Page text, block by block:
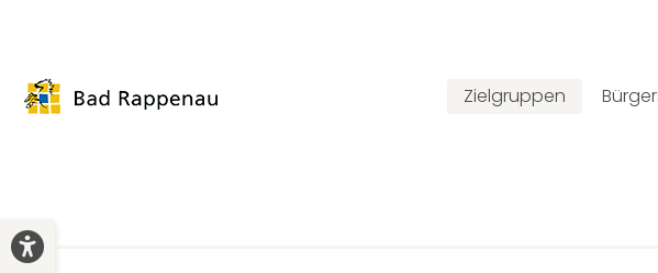
Zielgruppen